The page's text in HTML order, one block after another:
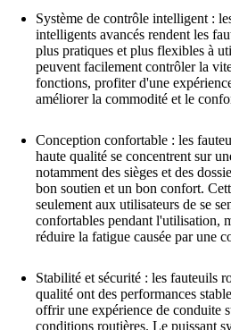
Système de contrôle intelligent :
intelligents avancés rendent les
plus pratiques et plus flexibles à
peuvent facilement contrôler la
fonctions, profiter d'une
améliorer la commodité et le
Conception confortable : les
haute qualité se concentrent sur
notamment des sièges et des
bon soutien et un bon confort.
seulement aux utilisateurs de se
confortables pendant l'utilisation,
réduire la fatigue causée par une
Stabilité et sécurité : les fauteuils
qualité ont des performances
offrir une expérience de conduite
conditions routières. Le puissant